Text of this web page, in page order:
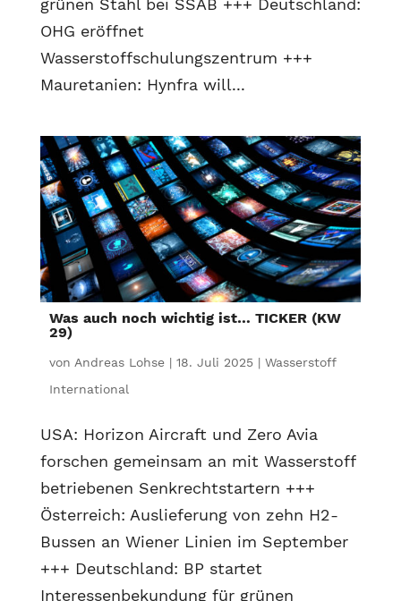
grünen Stahl bei SSAB +++ Deutschland:
OHG eröffnet
Wasserstoffschulungszentrum +++
Mauretanien: Hynfra will...
Was auch noch wichtig ist… TICKER (KW
29)
von Andreas Lohse| 18. Juli 2025| Wasserstoff
International
USA: Horizon Aircraft und Zero Avia
forschen gemeinsam an mit Wasserstoff
betriebenen Senkrechtstartern +++
Österreich: Auslieferung von zehn H2-
Bussen an Wiener Linien im September
+++ Deutschland: BP startet
Interessenbekundung für grünen